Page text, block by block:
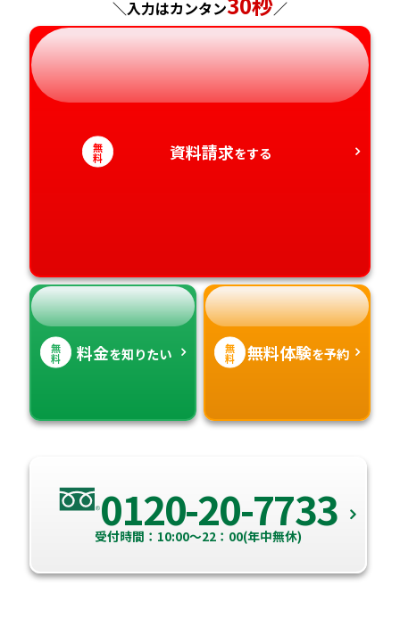
岐阜県
静岡県
愛知県
奈良県
和歌山県
山口県
徳島県
香川県
熊本県
大分県
宮崎県
＼入力はカンタン ／
無
料 資料請求をする
無
料 料金を知りたい 無
料 無料体験を予約
0120-20-7733
受付時間：10:00～22：00(年中無休)